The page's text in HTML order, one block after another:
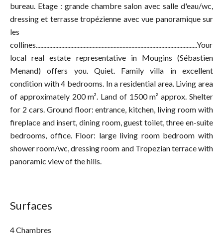
bureau. Etage : grande chambre salon avec salle d'eau/wc,
dressing et terrasse tropézienne avec vue panoramique sur
les
collines............................................................................................................Your
local real estate representative in Mougins (Sébastien
Menand) offers you. Quiet. Family villa in excellent
condition with 4 bedrooms. In a residential area. Living area
of approximately 200 m². Land of 1500 m² approx. Shelter
for 2 cars. Ground floor: entrance, kitchen, living room with
fireplace and insert, dining room, guest toilet, three en-suite
bedrooms, office. Floor: large living room bedroom with
shower room/wc, dressing room and Tropezian terrace with
panoramic view of the hills.
Surfaces
4 Chambres